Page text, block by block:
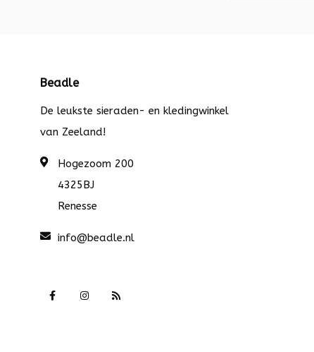
Beadle
De leukste sieraden- en kledingwinkel
van Zeeland!
Hogezoom 200
4325BJ
Renesse
info@beadle.nl